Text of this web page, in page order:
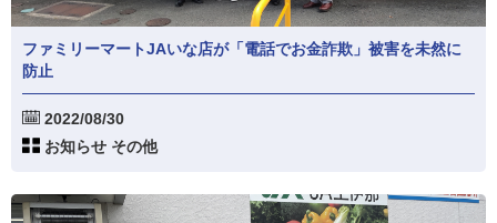
ファミリーマートJAいな店が「電話でお金詐欺」被害を未然に
防止
2022/08/30
お知らせ その他